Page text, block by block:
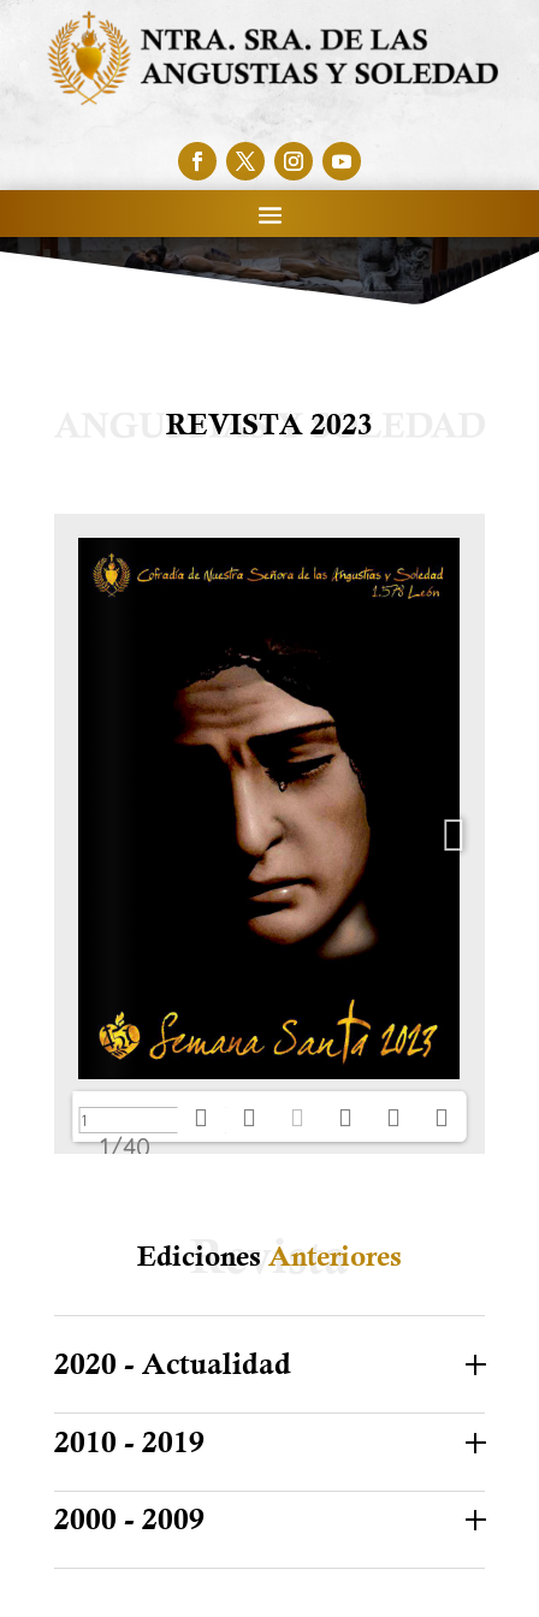
REVISTA 2023
1/40
Ediciones Anteriores
2020 - Actualidad
2010 - 2019
2000 - 2009